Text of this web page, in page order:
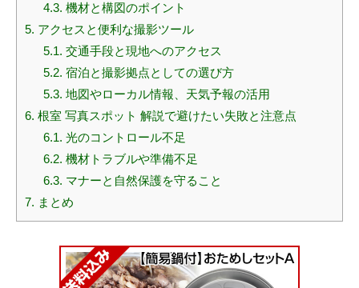
4.3. 機材と構図のポイント
5. アクセスと便利な撮影ツール
5.1. 交通手段と現地へのアクセス
5.2. 宿泊と撮影拠点としての選び方
5.3. 地図やローカル情報、天気予報の活用
6. 根室 写真スポット 解説で避けたい失敗と注意点
6.1. 光のコントロール不足
6.2. 機材トラブルや準備不足
6.3. マナーと自然保護を守ること
7. まとめ